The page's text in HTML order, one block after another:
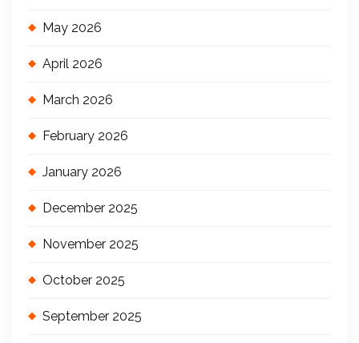
May 2026
April 2026
March 2026
February 2026
January 2026
December 2025
November 2025
October 2025
September 2025